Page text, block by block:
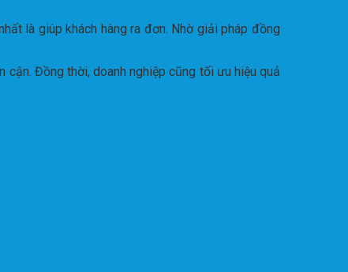
là giúp khách hàng ra đơn. Nhờ giải pháp đồng
Đồng thời, doanh nghiệp cũng tối ưu hiệu quả